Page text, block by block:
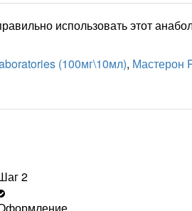
использовать этот
(100мг\10мл), Мастерон
2